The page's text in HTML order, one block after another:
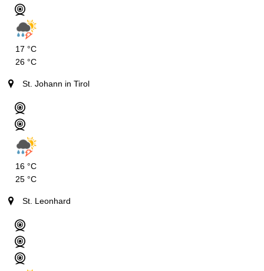
17 °C
26 °C
St. Johann in Tirol
16 °C
25 °C
St. Leonhard